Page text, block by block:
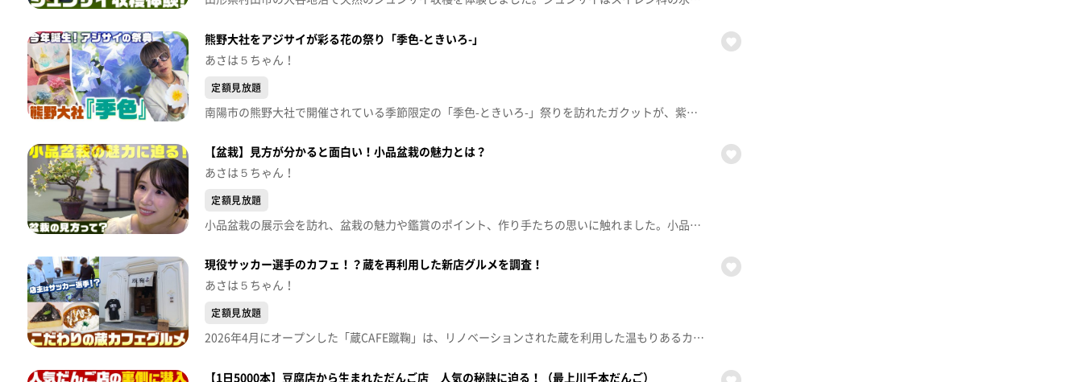
熊野大社をアジサイが彩る花の祭り「季色-ときいろ-」
あさは５ちゃん！
定額見放題
南陽市の熊野大社で開催されている季節限定の「季色-ときいろ-」祭りを訪れたガクットが、紫陽花とともに彩られる石段や2000個の風鈴、七夕飾りなどの美しい景観をご紹介。季色は2026年から始まった祭りで、その名の通りアジサイの色彩の変化にちなみ、変化を恐れない心を願う意味が込められています。祭期間中は限定のお守りや「花おみくじ」も楽しめ、その場で実際に引いて盛り上がるシーンも。拝殿は県の有形文化財で、歴史ある建築と初夏の風物詩が一体となっており、多くの参拝者を魅了しています。
【盆栽】見方が分かると面白い！小品盆栽の魅力とは？
あさは５ちゃん！
定額見放題
小品盆栽の展示会を訪れ、盆栽の魅力や鑑賞のポイント、作り手たちの思いに触れました。小品盆栽や豆盆栽など手のひらサイズの鉢には四季や自然の景色、作家ごとの個性や歴史が込められており、一鉢ごとにこだわりが伝わります。盆栽は子供のように手間がかかり、水やりや手入れを通して愛情が育まれていきます。未経験でも気軽に始められ、盆栽を通し自然や成長を楽しむ喜びが感じられる展示でした。
現役サッカー選手のカフェ！？蔵を再利用した新店グルメを調査！
あさは５ちゃん！
定額見放題
2026年4月にオープンした「蔵CAFE蹴鞠」は、リノベーションされた蔵を利用した温もりあるカフェレストランです。店主の外山さんはサッカー歴24年、エースナンバー10番も背負うスポーツマンです。その経験を活かし店を開業。看板のバターチキンカレーは自家製米を使い、まろやかで子供でも食べやすい優しい味。デザートの「背番号10」チーズケーキは、地元リンゴジュースを使った甘く濃厚な逸品です。コーヒーもオリジナルブレンド。オリジナルへのこだわりが光る唯一無二のカフェです。
【1日5000本】豆腐店から生まれただんご店 人気の秘訣に迫る！（最上川千本だんご）